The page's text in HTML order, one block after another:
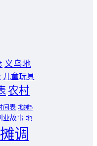
义乌地
儿童玩具
农村
间表 地摊5
业故事 地
调